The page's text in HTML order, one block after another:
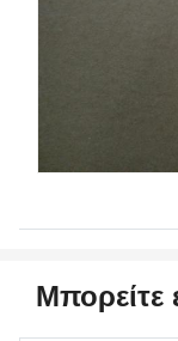
Μπορείτε